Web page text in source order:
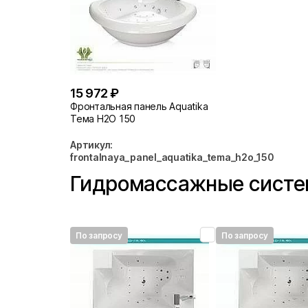
15 972 ₽
Фронтальная панель Aquatika
Тема H2O 150
Артикул:
frontalnaya_panel_aquatika_tema_h2o_150
Гидромассажные
По запросу По запросу